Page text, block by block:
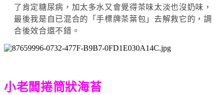
了肯定糖尿病，加太多水又會覺得茶味太淡也沒奶味，
最後我是自已混合的「手標牌茶葉包」去解救它的，調
合後效合還不錯。
小老闆捲筒狀海苔